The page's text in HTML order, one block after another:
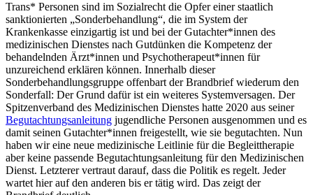
Trans* Personen sind im Sozialrecht die Opfer einer staatlich
sanktionierten „Sonderbehandlung“, die im System der
Krankenkasse einzigartig ist und bei der Gutachter*innen des
medizinischen Dienstes nach Gutdünken die Kompetenz der
behandelnden Ärzt*innen und Psychotherapeut*innen für
unzureichend erklären können. Innerhalb dieser
Sonderbehandlungsgruppe offenbart der Brandbrief wiederum den
Sonderfall: Der Grund dafür ist ein weiteres Systemversagen. Der
Spitzenverband des Medizinischen Dienstes hatte 2020 aus seiner
Begutachtungsanleitung jugendliche Personen ausgenommen und es
damit seinen Gutachter*innen freigestellt, wie sie begutachten. Nun
haben wir eine neue medizinische Leitlinie für die Begleittherapie
aber keine passende Begutachtungsanleitung für den Medizinischen
Dienst. Letzterer vertraut darauf, dass die Politik es regelt. Jeder
wartet hier auf den anderen bis er tätig wird. Das zeigt der